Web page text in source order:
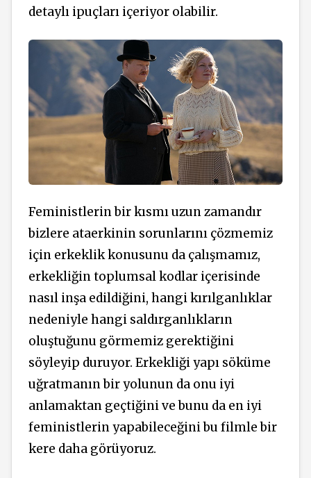
detaylı ipuçları içeriyor olabilir.
Feministlerin bir kısmı uzun zamandır
bizlere ataerkinin sorunlarını çözmemiz
için erkeklik konusunu da çalışmamız,
erkekliğin toplumsal kodlar içerisinde
nasıl inşa edildiğini, hangi kırılganlıklar
nedeniyle hangi saldırganlıkların
oluştuğunu görmemiz gerektiğini
söyleyip duruyor. Erkekliği yapı söküme
uğratmanın bir yolunun da onu iyi
anlamaktan geçtiğini ve bunu da en iyi
feministlerin yapabileceğini bu filmle bir
kere daha görüyoruz.